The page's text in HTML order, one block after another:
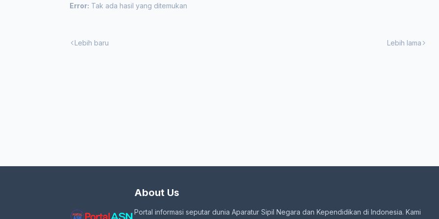
Error: Tak ada hasil yang ditemukan
Lebih baru Lebih lama
About Us
Portal informasi seputar dunia Aparatur Sipil Negara dan Kependidikan di Indonesia. Kami